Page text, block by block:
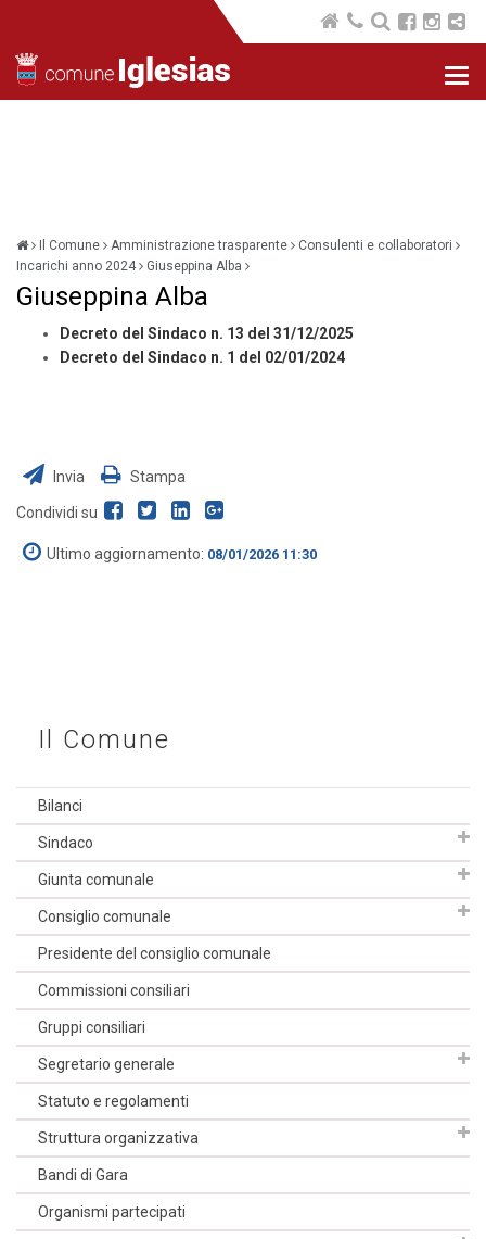
Il Comune Amministrazione trasparente
Consulenti e collaboratori
Incarichi anno 2024
Giuseppina Alba
Giuseppina Alba
Decreto del Sindaco n. 13 del 31/12/2025
Decreto del Sindaco n. 1 del 02/01/2024
Invia Stampa
Condividi su
Ultimo aggiornamento: 08/01/2026 11:30
Il Comune
Bilanci
Sindaco
Giunta comunale
Consiglio comunale
Presidente del consiglio comunale
Commissioni consiliari
Gruppi consiliari
Segretario generale
Statuto e regolamenti
Struttura organizzativa
Bandi di Gara
Organismi partecipati